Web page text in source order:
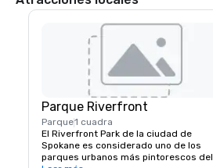
Parque Riverfront
Parque1 cuadra
El Riverfront Park de la ciudad de
Spokane es considerado uno de los
parques urbanos más pintorescos del